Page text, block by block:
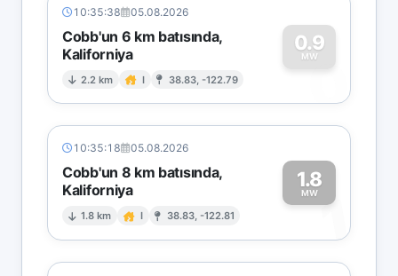
10:35:38 05.08.2026
Cobb'un 6 km batısında,
Kaliforniya
2.2 km I 38.83, -122.79
0.9
MW
0
10:35:18 05.08.2026
Cobb'un 8 km batısında,
Kaliforniya
1.8 km I 38.83, -122.81
1.8
MW1